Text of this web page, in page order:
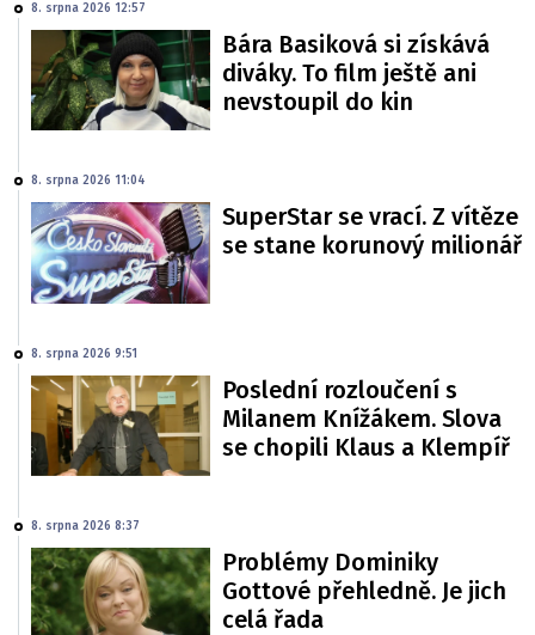
8. srpna 2026 12:57
Bára Basiková si získává
diváky. To film ještě ani
nevstoupil do kin
8. srpna 2026 11:04
SuperStar se vrací. Z vítěze
se stane korunový milionář
8. srpna 2026 9:51
Poslední rozloučení s
Milanem Knížákem. Slova
se chopili Klaus a Klempíř
8. srpna 2026 8:37
Problémy Dominiky
Gottové přehledně. Je jich
celá řada